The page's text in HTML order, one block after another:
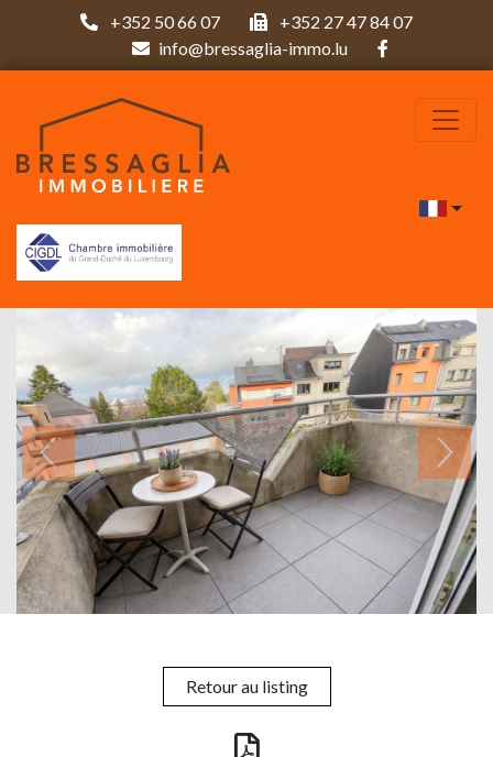
+352 50 66 07
+352 27 47 84 07
info@bressaglia-immo.lu
Retour au listing